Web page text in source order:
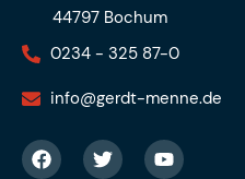
44797 Bochum
0234 - 325 87-0
info@gerdt-menne.de